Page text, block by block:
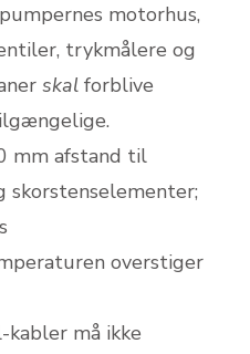
motorhus,
trykmålere og
skal forblive
mm afstand til
skorstenselementer;
overstiger
kabler må ikke